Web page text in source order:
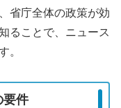
省庁全体の政策が効
ることで、ニュース
。
要件